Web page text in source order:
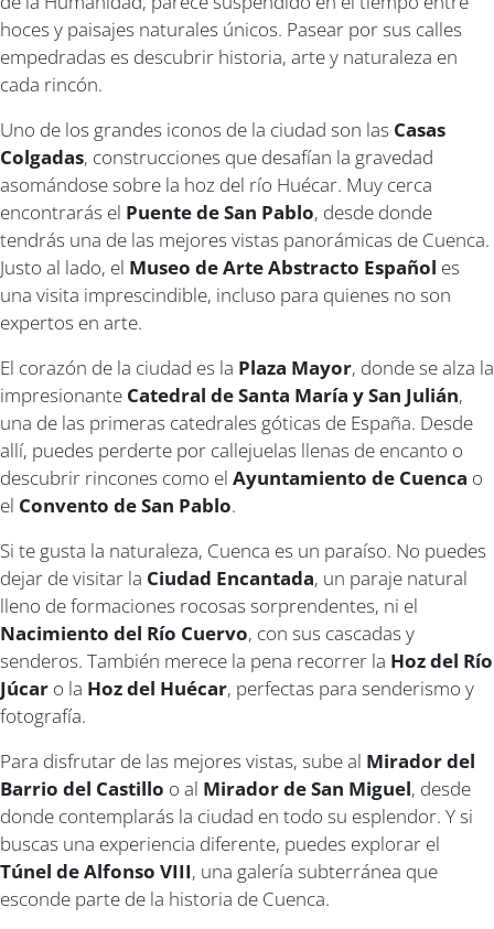
hoces y paisajes naturales únicos. Pasear por sus calles
empedradas es descubrir historia, arte y naturaleza en
cada rincón.
Uno de los grandes iconos de la ciudad son las Casas
Colgadas, construcciones que desafían la gravedad
asomándose sobre la hoz del río Huécar. Muy cerca
encontrarás el Puente de San Pablo, desde donde
tendrás una de las mejores vistas panorámicas de Cuenca.
Justo al lado, el Museo de Arte Abstracto Español es
una visita imprescindible, incluso para quienes no son
expertos en arte.
El corazón de la ciudad es la Plaza Mayor, donde se alza la
impresionante Catedral de Santa María y San Julián,
una de las primeras catedrales góticas de España. Desde
allí, puedes perderte por callejuelas llenas de encanto o
descubrir rincones como el Ayuntamiento de Cuenca o
el Convento de San Pablo.
Si te gusta la naturaleza, Cuenca es un paraíso. No puedes
dejar de visitar la Ciudad Encantada, un paraje natural
lleno de formaciones rocosas sorprendentes, ni el
Nacimiento del Río Cuervo, con sus cascadas y
senderos. También merece la pena recorrer la Hoz del Río
Júcar o la Hoz del Huécar, perfectas para senderismo y
fotografía.
Para disfrutar de las mejores vistas, sube al Mirador del
Barrio del Castillo o al Mirador de San Miguel, desde
donde contemplarás la ciudad en todo su esplendor. Y si
buscas una experiencia diferente, puedes explorar el
Túnel de Alfonso VIII, una galería subterránea que
esconde parte de la historia de Cuenca.